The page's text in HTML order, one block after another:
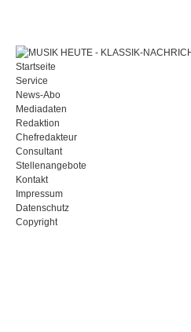
Startseite
Service
News-Abo
Mediadaten
Redaktion
Chefredakteur
Consultant
Stellenangebote
Kontakt
Impressum
Datenschutz
Copyright